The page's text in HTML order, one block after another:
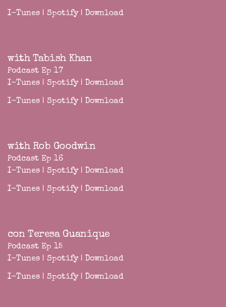
I-Tunes | Spotify| Download
with Tabish Khan
Podcast Ep 17
I-Tunes | Spotify| Download
I-Tunes | Spotify| Download
with Rob Goodwin
Podcast Ep 16
I-Tunes | Spotify| Download
I-Tunes | Spotify| Download
con Teresa Guanique
Podcast Ep 15
I-Tunes | Spotify| Download
I-Tunes | Spotify| Download